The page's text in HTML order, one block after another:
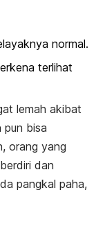
normal.
terlihat
lemah akibat
pun bisa
orang yang
dan
pangkal paha,